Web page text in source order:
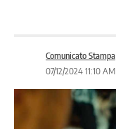
Comunicato Stampa
07/12/2024 11:10 AM